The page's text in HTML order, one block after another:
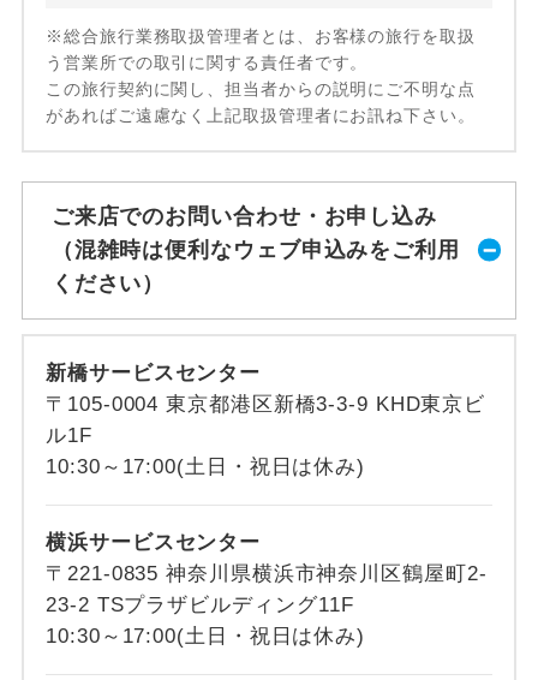
※総合旅行業務取扱管理者とは、お客様の旅行を取扱
う営業所での取引に関する責任者です。
この旅行契約に関し、担当者からの説明にご不明な点
があればご遠慮なく上記取扱管理者にお訊ね下さい。
ご来店でのお問い合わせ・お申し込み
（混雑時は便利なウェブ申込みをご利用
ください）
新橋サービスセンター
〒105-0004 東京都港区新橋3-3-9 KHD東京ビ
ル1F
10:30～17:00(土日・祝日は休み)
横浜サービスセンター
〒221-0835 神奈川県横浜市神奈川区鶴屋町2-
23-2 TSプラザビルディング11F
10:30～17:00(土日・祝日は休み)